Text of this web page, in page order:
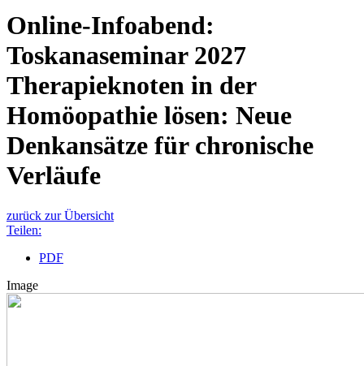
Online-Infoabend:
Toskanaseminar 2027
Therapieknoten in der
Homöopathie lösen: Neue
Denkansätze für chronische
Verläufe
zurück zur Übersicht
Teilen:
PDF
Image